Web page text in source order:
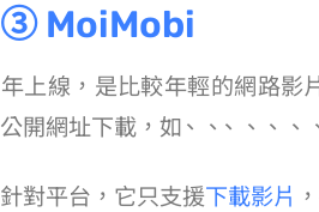
③ MoiMobi
2025 年上線，是比較年輕的網路
公開網址下載，如 TikTok、Instagram、YouTube、FB、Twitter、Reddit、Pinterest、LinkedIn
針對 YT 平台，它只支援下載 Reels 影片 ，